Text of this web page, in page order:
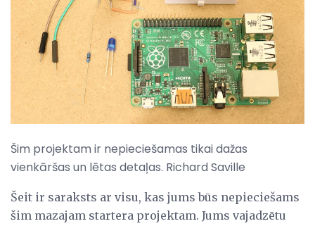
Šim projektam ir nepieciešamas tikai dažas
vienkāršas un lētas detaļas. Richard Saville
Šeit ir saraksts ar visu, kas jums būs nepieciešams
šim mazajam startera projektam. Jums vajadzētu